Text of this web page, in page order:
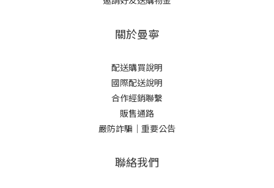
關於曼寧
配送購買說明
國際配送說明
合作經銷聯繫
販售通路
嚴防詐騙｜重要公告
聯絡我們